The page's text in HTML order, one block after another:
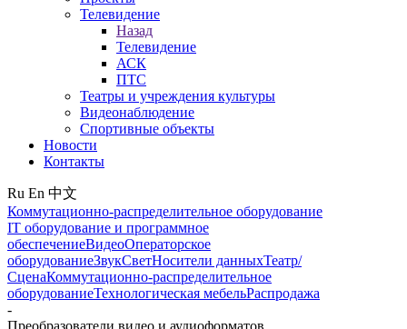
Телевидение
Назад
Телевидение
АСК
ПТС
Театры и учреждения культуры
Видеонаблюдение
Спортивные объекты
Новости
Контакты
Ru En 中文
Коммутационно-распределительное оборудование
IT оборудование и программное
обеспечениеВидеоОператорское
оборудованиеЗвукСветНосители данныхТеатр/
СценаКоммутационно-распределительное
оборудованиеТехнологическая мебельРаспродажа
-
Преобразователи видео и аудиоформатов